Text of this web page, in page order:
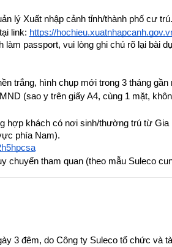
lý Xuất nhập cảnh tỉnh/thành phố cư trú.
link: https://
làm passport, vui lòng ghi chú rõ lại bài
trắng, hình chụp mới trong 3 tháng gần
(sao y trên giấy A4, cùng 1 mặt,
hợp khách có nơi sinh/thường trú từ
phía Nam).
chuyến tham quan (theo mẫu Suleco
3 đêm, do Công ty Suleco tổ chức và